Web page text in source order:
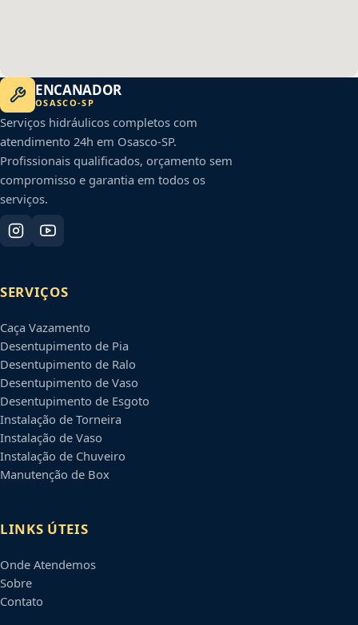
ENCANADOR
OSASCO-SP
Serviços hidráulicos completos com
atendimento 24h em Osasco-SP.
Profissionais qualificados, orçamento sem
compromisso e garantia em todos os
serviços.
SERVIÇOS
Caça Vazamento
Desentupimento de Pia
Desentupimento de Ralo
Desentupimento de Vaso
Desentupimento de Esgoto
Instalação de Torneira
Instalação de Vaso
Instalação de Chuveiro
Manutenção de Box
LINKS ÚTEIS
Onde Atendemos
Sobre
Contato